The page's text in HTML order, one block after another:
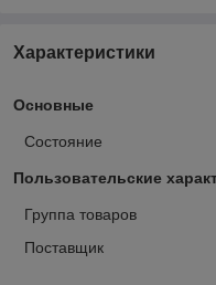
Характеристики
Основные
Состояние
Пользовательские
Группа товаров
Поставщик